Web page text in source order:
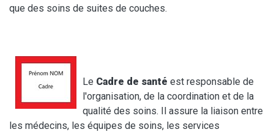
que des soins de suites de couches.
Le Cadre de santé est responsable de
l'organisation, de la coordination et de la
qualité des soins. Il assure la liaison entre
les médecins, les équipes de soins, les services